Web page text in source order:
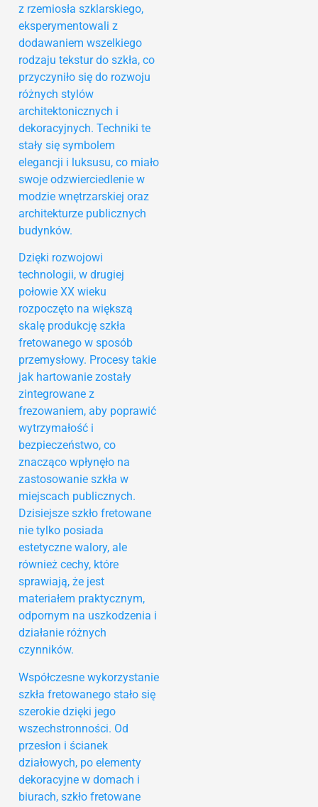
z rzemiosła szklarskiego,
eksperymentowali z
dodawaniem wszelkiego
rodzaju tekstur do szkła, co
przyczyniło się do rozwoju
różnych stylów
architektonicznych i
dekoracyjnych. Techniki te
stały się symbolem
elegancji i luksusu, co miało
swoje odzwierciedlenie w
modzie wnętrzarskiej oraz
architekturze publicznych
budynków.
Dzięki rozwojowi
technologii, w drugiej
połowie XX wieku
rozpoczęto na większą
skalę produkcję szkła
fretowanego w sposób
przemysłowy. Procesy takie
jak hartowanie zostały
zintegrowane z
frezowaniem, aby poprawić
wytrzymałość i
bezpieczeństwo, co
znacząco wpłynęło na
zastosowanie szkła w
miejscach publicznych.
Dzisiejsze szkło fretowane
nie tylko posiada
estetyczne walory, ale
również cechy, które
sprawiają, że jest
materiałem praktycznym,
odpornym na uszkodzenia i
działanie różnych
czynników.
Współczesne wykorzystanie
szkła fretowanego stało się
szerokie dzięki jego
wszechstronności. Od
przesłon i ścianek
działowych, po elementy
dekoracyjne w domach i
biurach, szkło fretowane